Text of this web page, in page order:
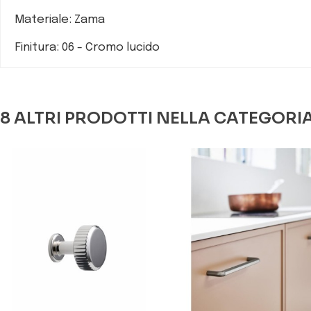
Materiale: Zama
Finitura: 06 - Cromo lucido
8 ALTRI PRODOTTI NELLA